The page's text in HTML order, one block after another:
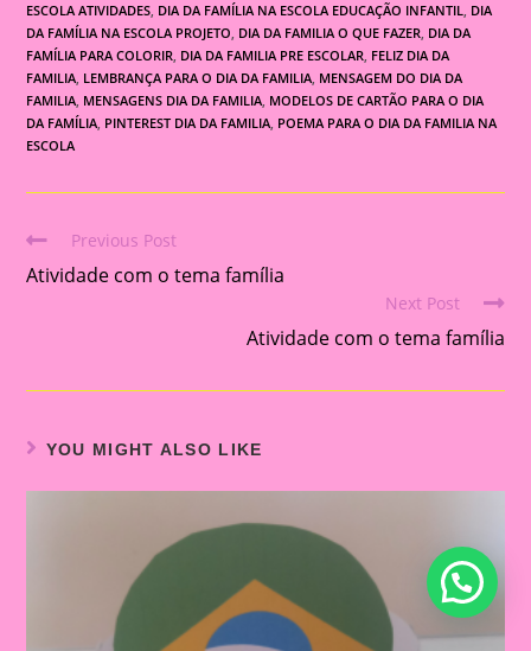
ESCOLA ATIVIDADES, DIA DA FAMÍLIA NA ESCOLA EDUCAÇÃO INFANTIL, DIA
DA FAMÍLIA NA ESCOLA PROJETO, DIA DA FAMILIA O QUE FAZER, DIA DA
FAMÍLIA PARA COLORIR, DIA DA FAMILIA PRE ESCOLAR, FELIZ DIA DA
FAMILIA, LEMBRANÇA PARA O DIA DA FAMILIA, MENSAGEM DO DIA DA
FAMILIA, MENSAGENS DIA DA FAMILIA, MODELOS DE CARTÃO PARA O DIA
DA FAMÍLIA, PINTEREST DIA DA FAMILIA, POEMA PARA O DIA DA FAMILIA NA
ESCOLA
Read
more
Previous Post
Atividade com o tema família
Next Post
Atividade com o tema família
YOU MIGHT ALSO LIKE